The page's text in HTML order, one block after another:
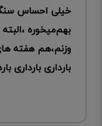
خیلی احساس
بهم‌میخوره
وزنم،هم هفته
بارداری بارداری